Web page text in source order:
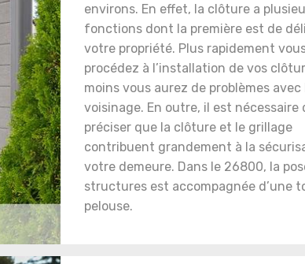
environs. En effet, la clôture a
fonctions dont la première est de
votre propriété. Plus rapidement
procédez à l’installation de vos
moins vous aurez de problèmes avec
voisinage. En outre, il est nécessaire
préciser que la clôture et le grillage
contribuent grandement à la
votre demeure. Dans le 26800, la
structures est accompagnée d’une
pelouse.